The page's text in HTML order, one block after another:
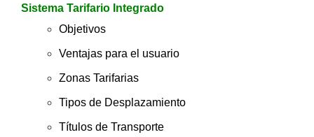
Sistema Tarifario Integrado
Objetivos
Ventajas para el usuario
Zonas Tarifarias
Tipos de Desplazamiento
Títulos de Transporte